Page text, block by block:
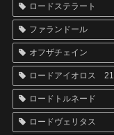
ロードステラート
ファランドール
オフザチェイン
ロードアイオロス 21
ロードトルネード
ロードヴェリタス